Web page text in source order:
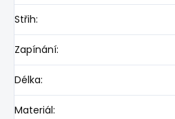
Střih:
Zapínání:
Délka:
Materiál: